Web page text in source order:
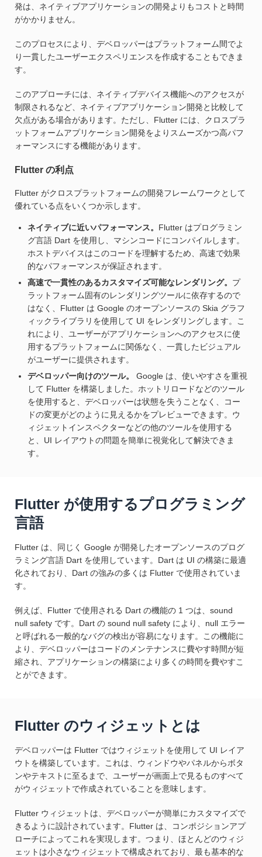
発は、ネイティブアプリケーションの開発よりもコストと時間
がかかりません。
このプロセスにより、デベロッパーはプラットフォーム間でよ
り一貫したユーザーエクスペリエンスを作成することもできま
す。
このアプローチには、ネイティブデバイス機能へのアクセスが
制限されるなど、ネイティブアプリケーション開発と比較して
欠点がある場合があります。ただし、Flutter には、クロスプラ
ットフォームアプリケーション開発をよりスムーズかつ高パフ
ォーマンスにする機能があります。
Flutter の利点
Flutter がクロスプラットフォームの開発フレームワークとして
優れている点をいくつか示します。
ネイティブに近いパフォーマンス。 Flutter はプログラミン
グ言語 Dart を使用し、マシンコードにコンパイルします。
ホストデバイスはこのコードを理解するため、高速で効果
的なパフォーマンスが保証されます。
高速で一貫性のあるカスタマイズ可能なレンダリング。 プ
ラットフォーム固有のレンダリングツールに依存するので
はなく、Flutter は Google のオープンソースの Skia グラフ
ィックライブラリを使用して UI をレンダリングします。こ
れにより、ユーザーがアプリケーションへのアクセスに使
用するプラットフォームに関係なく、一貫したビジュアル
がユーザーに提供されます。
デベロッパー向けのツール。
Google は、使いやすさを重視
して Flutter を構築しました。ホットリロードなどのツール
を使用すると、デベロッパーは状態を失うことなく、コー
ドの変更がどのように見えるかをプレビューできます。ウ
ィジェットインスペクターなどの他のツールを使用する
と、UI レイアウトの問題を簡単に視覚化して解決できま
す。
Flutter が使用するプログラミング
言語
Flutter は、同じく Google が開発したオープンソースのプログ
ラミング言語 Dart を使用しています。Dart は UI の構築に最適
化されており、Dart の強みの多くは Flutter で使用されていま
す。
例えば、Flutter で使用される Dart の機能の 1 つは、sound
null safety です。Dart の sound null safety により、null エラー
と呼ばれる一般的なバグの検出が容易になります。この機能に
より、デベロッパーはコードのメンテナンスに費やす時間が短
縮され、アプリケーションの構築により多くの時間を費やすこ
とができます。
Flutter のウィジェットとは
デベロッパーは Flutter ではウィジェットを使用して UI レイア
ウトを構築しています。これは、ウィンドウやパネルからボタ
ンやテキストに至るまで、ユーザーが画面上で見るものすべて
がウィジェットで作成されていることを意味します。
Flutter ウィジェットは、デベロッパーが簡単にカスタマイズで
きるように設計されています。Flutter は、コンポジションアプ
ローチによってこれを実現します。つまり、ほとんどのウィジ
ェットは小さなウィジェットで構成されており、最も基本的な